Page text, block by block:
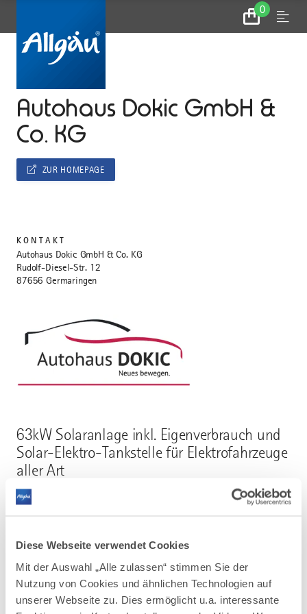
Diese Webseite verwendet Cookies
Mit der Auswahl „Alle zulassen“ stimmen Sie der
Nutzung von Cookies und ähnlichen Technologien auf
unserer Webseite zu. Dies ermöglicht u.a. interessante
0
Zum
Warenkorb
Menu
Autohaus Dokic GmbH &
Co. KG
63kW Solaranlage inkl. Eigenverbrauch und
Solar-Elektro-Tankstelle für Elektrofahrzeuge
aller Art
ZUR HOMEPAGE
KONTAKT
Autohaus Dokic GmbH & Co. KG
Rudolf-Diesel-Str. 12
87656 Germaringen